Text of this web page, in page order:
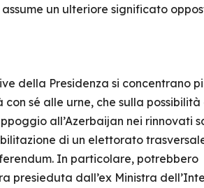
un ulteriore significato
della Presidenza si concentrano
sé alle urne, che sulla possibilità
all’Azerbaijan nei rinnovati
di un elettorato
In particolare, potrebbero
presieduta dall’ex Ministra